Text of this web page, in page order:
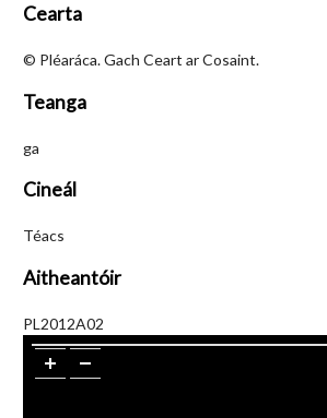
Cearta
© Pléaráca. Gach Ceart ar Cosaint.
Teanga
ga
Cineál
Téacs
Aitheantóir
PL2012A02